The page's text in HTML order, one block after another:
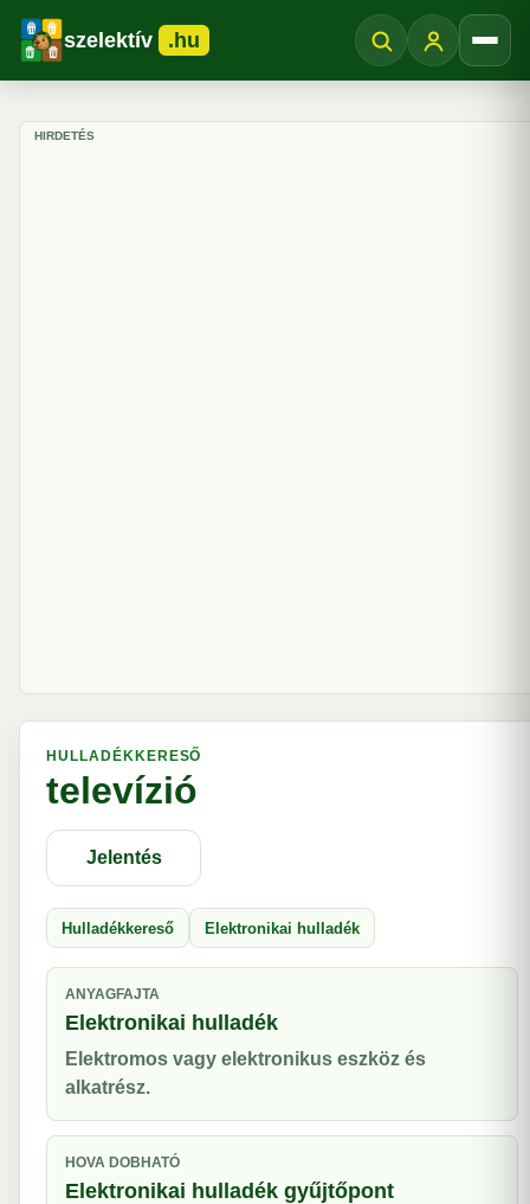
szelektív .hu
HIRDETÉS
HULLADÉKKERESŐ
televízió
Jelentés
Hulladékkereső Elektronikai hulladék
ANYAGFAJTA
Elektronikai hulladék
Elektromos vagy elektronikus eszköz és
alkatrész.
HOVA DOBHATÓ
Elektronikai hulladék gyűjtőpont